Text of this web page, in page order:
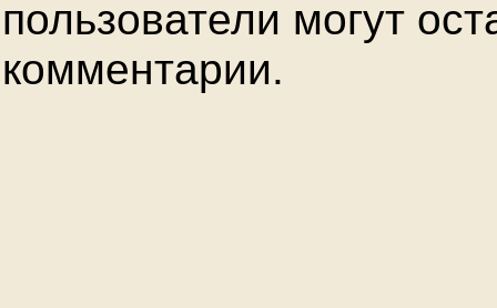
пользователи могут
комментарии.